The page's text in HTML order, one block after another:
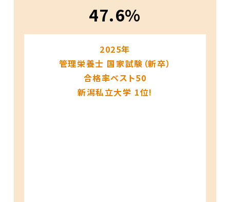
47.6%
2025年
管理栄養士 国家試験（新卒）
合格率ベスト50
新潟私立大学 1位!